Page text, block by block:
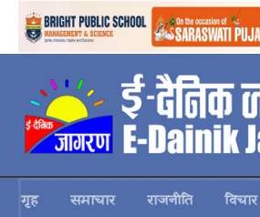
गृह समाचार राजनीति विचार